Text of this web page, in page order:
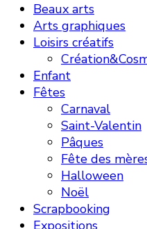
Beaux arts
Arts graphiques
Loisirs créatifs
Enfant
Fêtes
Carnaval
Saint-Valentin
Pâques
Fête des
Halloween
Noël
Scrapbooking
Expositions